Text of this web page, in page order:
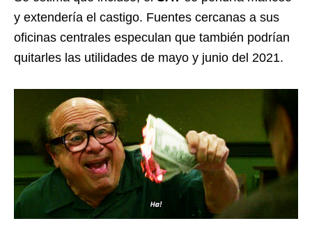
y extendería el castigo. Fuentes cercanas a sus
oficinas centrales especulan que también podrían
quitarles las utilidades de mayo y junio del 2021.